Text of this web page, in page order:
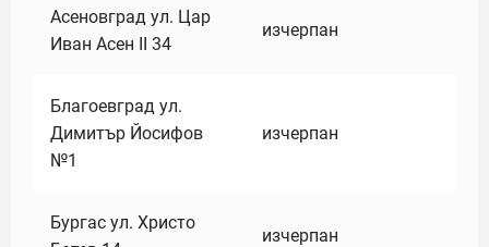
Асеновград ул. Цар
Иван Асен II 34
изчерпан
Благоевград ул.
Димитър Йосифов
№1
изчерпан
Бургас ул. Христо
изчерпан